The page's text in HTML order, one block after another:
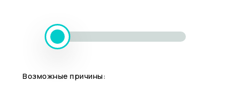
Возможные причины: